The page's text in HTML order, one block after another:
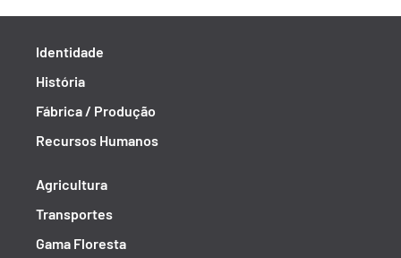
Identidade
História
Fábrica / Produção
Recursos Humanos
Agricultura
Transportes
Gama Floresta